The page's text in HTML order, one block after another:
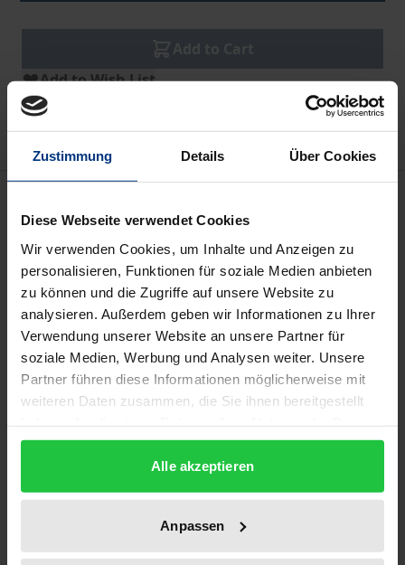
Zustimmung Details Über Cookies
Diese Webseite verwendet Cookies
Wir verwenden Cookies, um Inhalte und Anzeigen zu
personalisieren, Funktionen für soziale Medien anbieten
zu können und die Zugriffe auf unsere Website zu
analysieren. Außerdem geben wir Informationen zu Ihrer
Verwendung unserer Website an unsere Partner für
soziale Medien, Werbung und Analysen weiter. Unsere
Partner führen diese Informationen möglicherweise mit
weiteren Daten zusammen, die Sie ihnen bereitgestellt
gesammelt haben.
Alle akzeptieren
Anpassen
Add to Cart
Add to Wish List
Delivery cost notice
Edition
1
ISBN
978-3-7930-9341-1
Subtitle
Ein Schreibprozeß als "System des Teilbaues"
Year of Publication
2002